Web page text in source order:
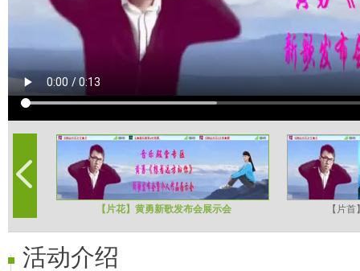
【片花】黄勇新歌发布会展示会 【片
活动介绍